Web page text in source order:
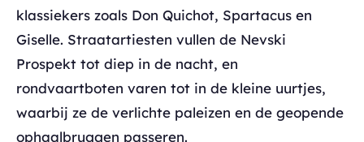
klassiekers zoals Don Quichot, Spartacus en
Giselle. Straatartiesten vullen de Nevski
Prospekt tot diep in de nacht, en
rondvaartboten varen tot in de kleine uurtjes,
waarbij ze de verlichte paleizen en de geopende
ophaalbruggen passeren.